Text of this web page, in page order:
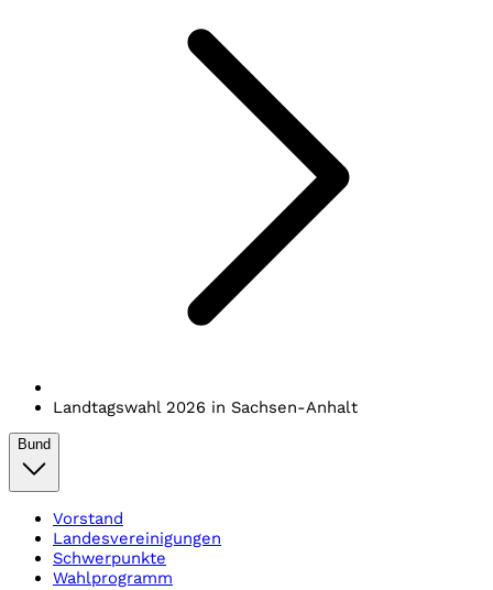
Landtagswahl 2026 in Sachsen-Anhalt
Bund
Vorstand
Landesvereinigungen
Schwerpunkte
Wahlprogramm